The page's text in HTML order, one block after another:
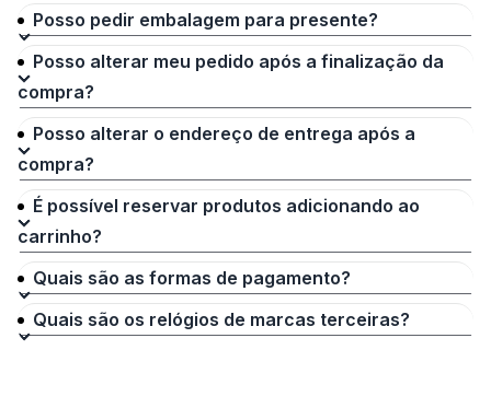
Posso pedir embalagem para presente?
Posso alterar meu pedido após a finalização da
compra?
Posso alterar o endereço de entrega após a
compra?
É possível reservar produtos adicionando ao
carrinho?
Quais são as formas de pagamento?
Quais são os relógios de marcas terceiras?